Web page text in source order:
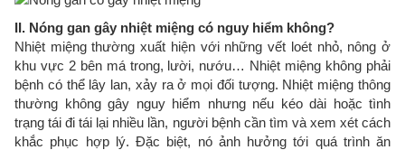
II. Nóng gan gây nhiệt miệng có nguy hiểm không?
Nhiệt miệng thường xuất hiện với những vết loét nhỏ, nông ở
khu vực 2 bên má trong, lười, nướu… Nhiệt miệng không phải
bệnh có thể lây lan, xảy ra ở mọi đối tượng. Nhiệt miệng thông
thường không gây nguy hiểm nhưng nếu kéo dài hoặc tình
trạng tái đi tái lại nhiều lần, người bệnh cần tìm và xem xét cách
khắc phục hợp lý. Đặc biệt, nó ảnh hưởng tới quá trình ăn